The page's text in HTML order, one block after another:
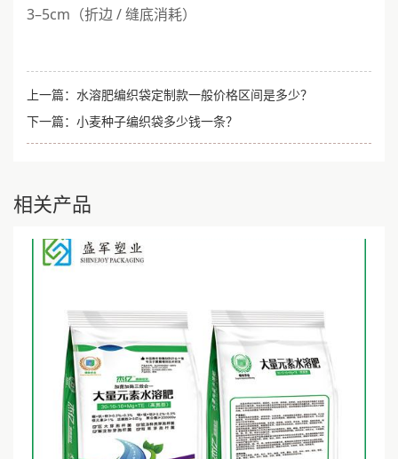
3–5cm（折边 / 缝底消耗）
上一篇： 水溶肥编织袋定制款一般价格区间是多少？
下一篇： 小麦种子编织袋多少钱一条？
相关产品